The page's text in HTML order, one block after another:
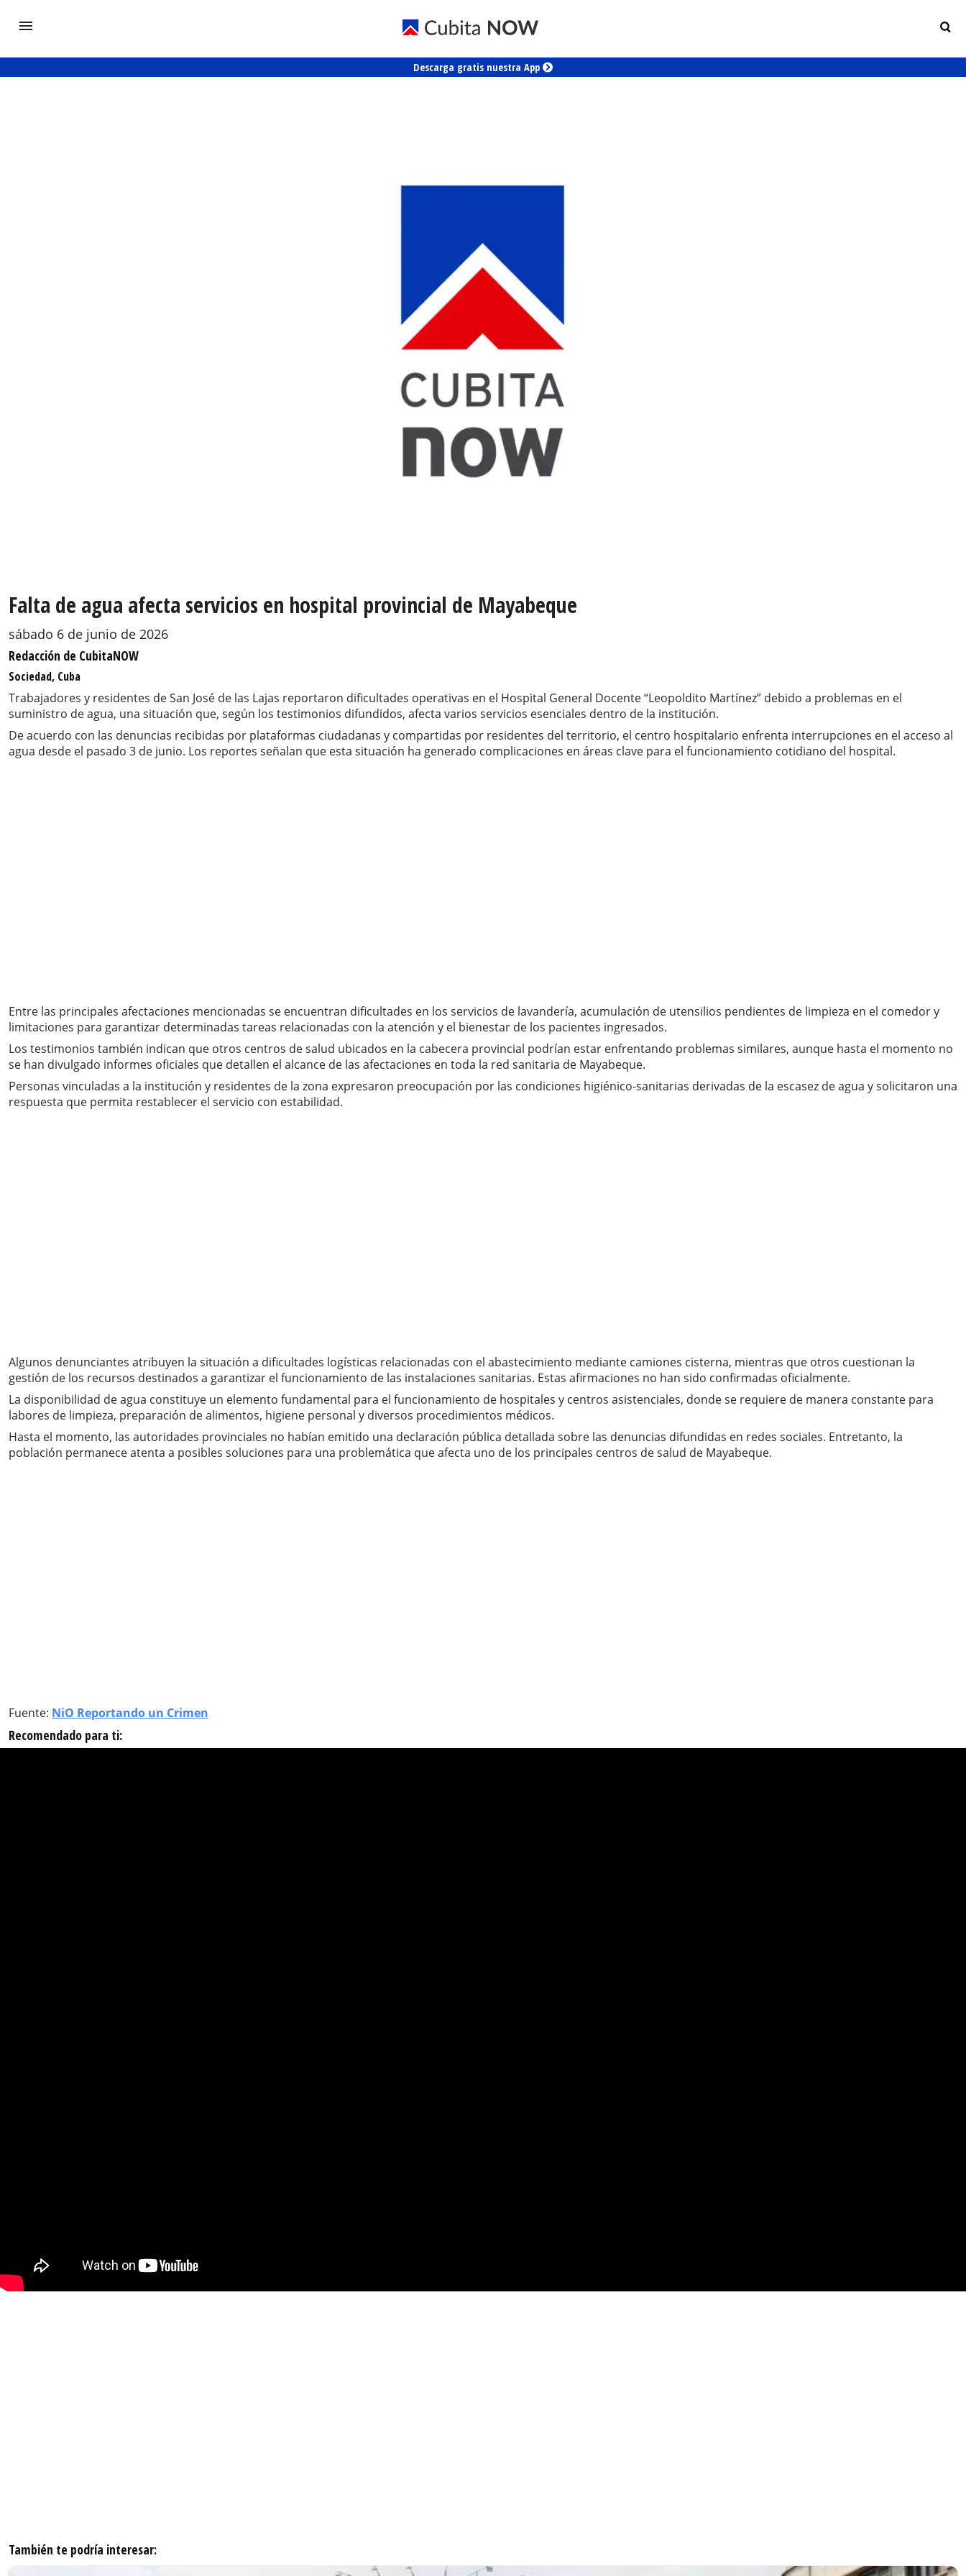
Descarga gratis nuestra App
Falta de agua afecta servicios en hospital provincial de Mayabeque
sábado 6 de junio de 2026
Redacción de CubitaNOW
Sociedad, Cuba
Trabajadores y residentes de San José de las Lajas reportaron dificultades operativas en el Hospital General Docente “Leopoldito Martínez” debido a problemas en el
suministro de agua, una situación que, según los testimonios difundidos, afecta varios servicios esenciales dentro de la institución.
De acuerdo con las denuncias recibidas por plataformas ciudadanas y compartidas por residentes del territorio, el centro hospitalario enfrenta interrupciones en el acceso al
agua desde el pasado 3 de junio. Los reportes señalan que esta situación ha generado complicaciones en áreas clave para el funcionamiento cotidiano del hospital.
Entre las principales afectaciones mencionadas se encuentran dificultades en los servicios de lavandería, acumulación de utensilios pendientes de limpieza en el comedor y
limitaciones para garantizar determinadas tareas relacionadas con la atención y el bienestar de los pacientes ingresados.
Los testimonios también indican que otros centros de salud ubicados en la cabecera provincial podrían estar enfrentando problemas similares, aunque hasta el momento no
se han divulgado informes oficiales que detallen el alcance de las afectaciones en toda la red sanitaria de Mayabeque.
Personas vinculadas a la institución y residentes de la zona expresaron preocupación por las condiciones higiénico-sanitarias derivadas de la escasez de agua y solicitaron una
respuesta que permita restablecer el servicio con estabilidad.
Algunos denunciantes atribuyen la situación a dificultades logísticas relacionadas con el abastecimiento mediante camiones cisterna, mientras que otros cuestionan la
gestión de los recursos destinados a garantizar el funcionamiento de las instalaciones sanitarias. Estas afirmaciones no han sido confirmadas oficialmente.
La disponibilidad de agua constituye un elemento fundamental para el funcionamiento de hospitales y centros asistenciales, donde se requiere de manera constante para
labores de limpieza, preparación de alimentos, higiene personal y diversos procedimientos médicos.
Hasta el momento, las autoridades provinciales no habían emitido una declaración pública detallada sobre las denuncias difundidas en redes sociales. Entretanto, la
población permanece atenta a posibles soluciones para una problemática que afecta uno de los principales centros de salud de Mayabeque.
Fuente: NiO Reportando un Crimen
Recomendado para ti:
También te podría interesar: